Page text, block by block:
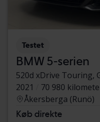
Testet
BMW 5-serien
520d xDrive Touring,
2021
70 980
Åkersberga (Runö)
Køb direkte